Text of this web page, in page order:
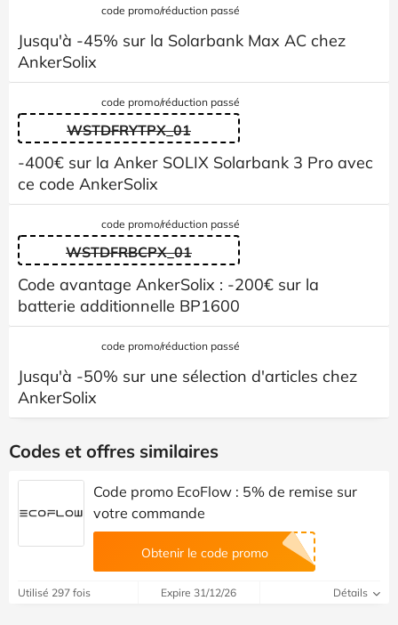
code promo/réduction passé
Jusqu'à -45% sur la Solarbank Max AC chez
AnkerSolix
code promo/réduction passé
WSTDFRYTPX_01
-400€ sur la Anker SOLIX Solarbank 3 Pro avec
ce code AnkerSolix
code promo/réduction passé
WSTDFRBCPX_01
Code avantage AnkerSolix : -200€ sur la
batterie additionnelle BP1600
code promo/réduction passé
Jusqu'à -50% sur une sélection d'articles chez
AnkerSolix
Codes et offres similaires
Code promo EcoFlow : 5% de remise sur
votre commande
Obtenir le code promo
Utilisé 297 fois Expire 31/12/26 Détails